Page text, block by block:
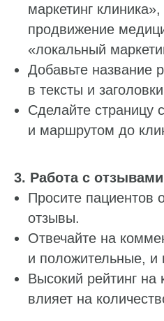
маркетинг
продвижение
«локальный
Добавьте название
в тексты и
Сделайте страницу
и маршрутом до
3. Работа с отзывами
Просите пациентов
отзывы.
Отвечайте на
и положительные, и
Высокий рейтинг на
влияет на